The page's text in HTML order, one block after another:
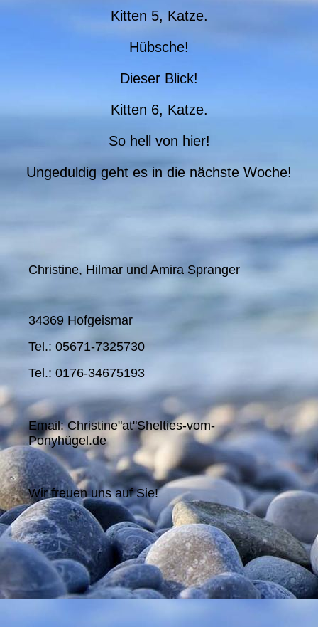
Kitten 5, Katze.
Hübsche!
Dieser Blick!
Kitten 6, Katze.
So hell von hier!
Ungeduldig geht es in die nächste Woche!
Christine, Hilmar und Amira Spranger
34369 Hofgeismar
Tel.: 05671-7325730
Tel.: 0176-34675193
Email: Christine"at"Shelties-vom-
Ponyhügel.de
Wir freuen uns auf Sie!